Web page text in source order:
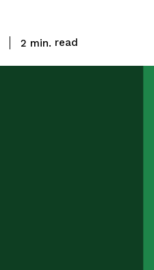
2 min. read